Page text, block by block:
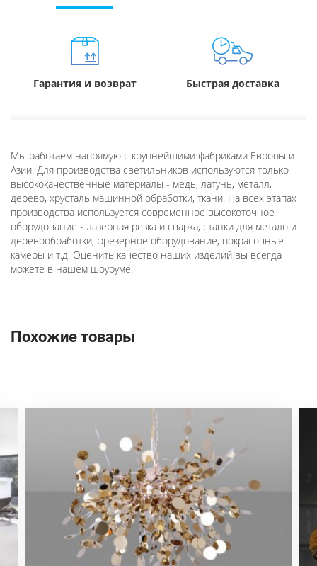
Гарантия и возврат Быстрая доставка
Мы работаем напрямую с крупнейшими фабриками Европы и
Азии. Для производства светильников используются только
высококачественные материалы - медь, латунь, металл,
дерево, хрусталь машинной обработки, ткани. На всех этапах
производства используется современное высокоточное
оборудование - лазерная резка и сварка, станки для метало и
деревообработки, фрезерное оборудование, покрасочные
камеры и т.д. Оценить качество наших изделий вы всегда
можете в нашем шоуруме!
Похожие товары